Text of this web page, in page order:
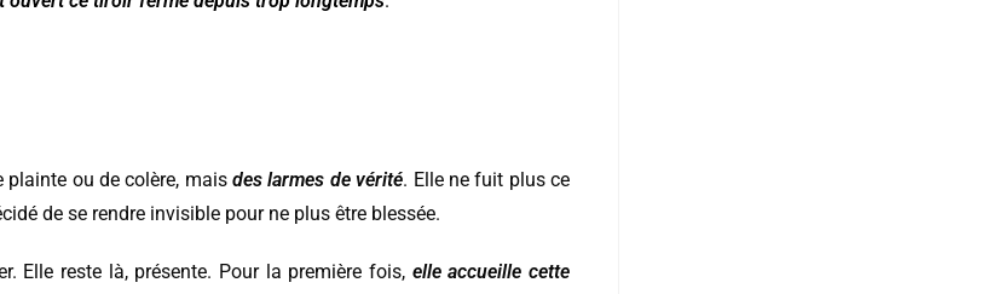
plainte ou de colère, maisdes larmes de vérité. Elle ne fuit plus ce
de se rendre invisible pour ne plus être blessée.
Elle reste là, présente. Pour la première fois, elle accueille cette